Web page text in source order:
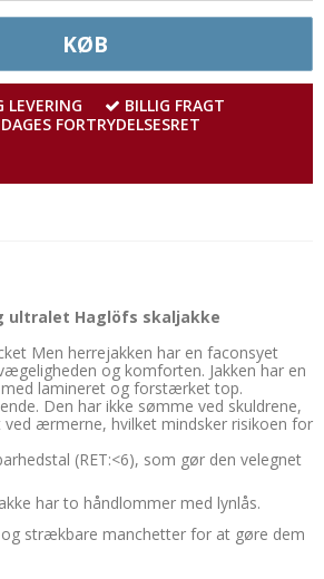
KØB
LEVERING
BILLIG FRAGT
FORTRYDELSESRET
Haglöfs skaljakke
Men herrejakken har en faconsyet
og komforten. Jakken har en
lamineret og forstærket top.
Den har ikke sømme ved skuldrene,
ved ærmerne, hvilket mindsker risikoen for
(RET:<6), som gør den velegnet
har to håndlommer med lynlås.
strækbare manchetter for at gøre dem